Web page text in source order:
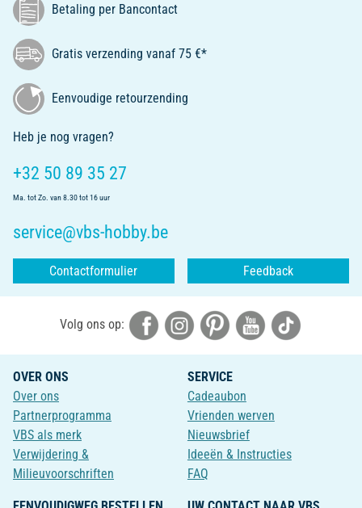
Betaling per Bancontact
Gratis verzending vanaf 75 €*
Eenvoudige retourzending
Heb je nog vragen?
+32 50 89 35 27
Ma. tot Zo. van 8.30 tot 16 uur
service@vbs-hobby.be
Contactformulier Feedback
Volg ons op:
OVER ONS
Over ons
Partnerprogramma
VBS als merk
Verwijdering &
Milieuvoorschriften
SERVICE
Cadeaubon
Vrienden werven
Nieuwsbrief
Ideeën & Instructies
FAQ